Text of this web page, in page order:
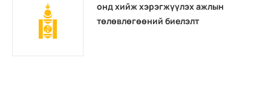
онд хийж хэрэгжүүлэх ажлын
төлөвлөгөөний биелэлт